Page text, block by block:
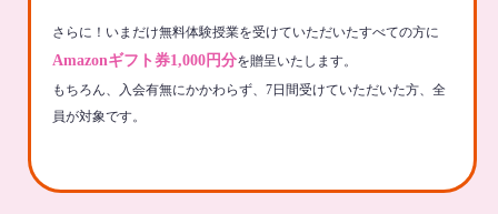
さらに！いまだけ無料体験授業を受けていただいたすべての方に
Amazonギフト券1,000円分を贈呈いたします。
もちろん、入会有無にかかわらず、7日間受けていただいた方、全
員が対象です。